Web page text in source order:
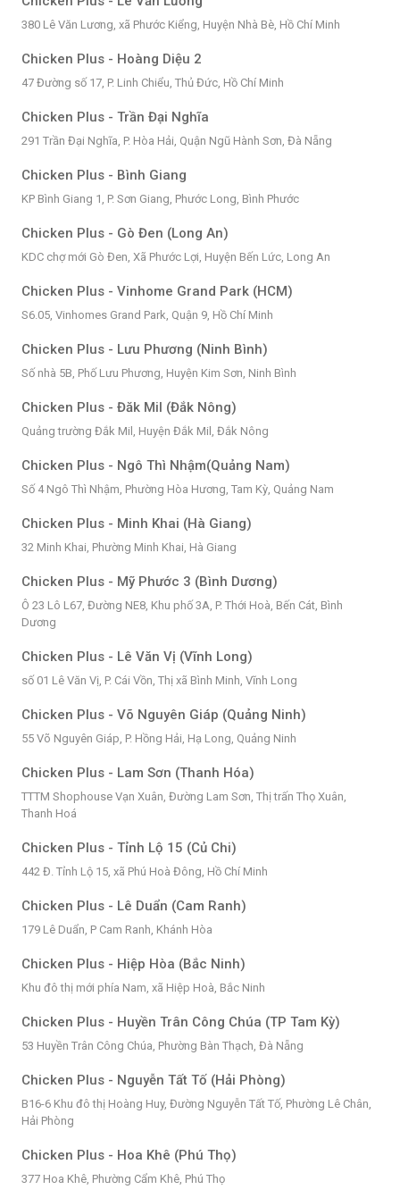
380 Lê Văn Lương, xã Phước Kiểng, Huyện Nhà Bè, Hồ Chí Minh
Chicken Plus - Hoàng Diệu 2
47 Đường số 17, P. Linh Chiểu, Thủ Đức, Hồ Chí Minh
Chicken Plus - Trần Đại Nghĩa
291 Trần Đại Nghĩa, P. Hòa Hải, Quận Ngũ Hành Sơn, Đà Nẵng
Chicken Plus - Bình Giang
KP Bình Giang 1, P. Sơn Giang, Phước Long, Bình Phước
Chicken Plus - Gò Đen (Long An)
KDC chợ mới Gò Đen, Xã Phước Lợi, Huyện Bến Lức, Long An
Chicken Plus - Vinhome Grand Park (HCM)
S6.05, Vinhomes Grand Park, Quận 9, Hồ Chí Minh
Chicken Plus - Lưu Phương (Ninh Bình)
Số nhà 5B, Phố Lưu Phương, Huyện Kim Sơn, Ninh Bình
Chicken Plus - Đăk Mil (Đắk Nông)
Quảng trường Đắk Mil, Huyện Đắk Mil, Đắk Nông
Chicken Plus - Ngô Thì Nhậm(Quảng Nam)
Số 4 Ngô Thì Nhậm, Phường Hòa Hương, Tam Kỳ, Quảng Nam
Chicken Plus - Minh Khai (Hà Giang)
32 Minh Khai, Phường Minh Khai, Hà Giang
Chicken Plus - Mỹ Phước 3 (Bình Dương)
Ô 23 Lô L67, Đường NE8, Khu phố 3A, P. Thới Hoà, Bến Cát, Bình
Dương
Chicken Plus - Lê Văn Vị (Vĩnh Long)
số 01 Lê Văn Vị, P. Cái Vồn, Thị xã Bình Minh, Vĩnh Long
Chicken Plus - Võ Nguyên Giáp (Quảng Ninh)
55 Võ Nguyên Giáp, P. Hồng Hải, Hạ Long, Quảng Ninh
Chicken Plus - Lam Sơn (Thanh Hóa)
TTTM Shophouse Vạn Xuân, Đường Lam Sơn, Thị trấn Thọ Xuân,
Thanh Hoá
Chicken Plus - Tỉnh Lộ 15 (Củ Chi)
442 Đ. Tỉnh Lộ 15, xã Phú Hoà Đông, Hồ Chí Minh
Chicken Plus - Lê Duẩn (Cam Ranh)
179 Lê Duẩn, P Cam Ranh, Khánh Hòa
Chicken Plus - Hiệp Hòa (Bắc Ninh)
Khu đô thị mới phía Nam, xã Hiệp Hoà, Bắc Ninh
Chicken Plus - Huyền Trân Công Chúa (TP Tam Kỳ)
53 Huyền Trân Công Chúa, Phường Bàn Thạch, Đà Nẵng
Chicken Plus - Nguyễn Tất Tố (Hải Phòng)
B16-6 Khu đô thị Hoàng Huy, Đường Nguyễn Tất Tố, Phường Lê Chân,
Hải Phòng
Chicken Plus - Hoa Khê (Phú Thọ)
377 Hoa Khê, Phường Cẩm Khê, Phú Thọ